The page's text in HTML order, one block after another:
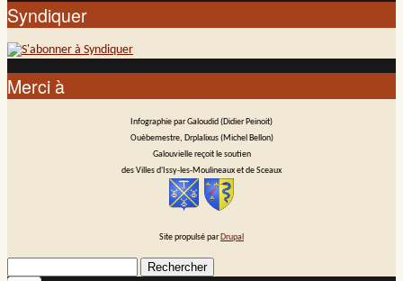
Syndiquer
Merci à
Infographie par Galoudid (Didier Peinoit)
Ouèbemestre, Drplalixus (Michel Bellon)
Galouvielle reçoit le soutien
des Villes d'Issy-les-Moulineaux et de Sceaux
Site propulsé parDrupal